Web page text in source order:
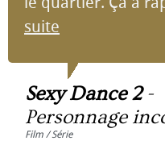
suite
Sexy Dance 2-
Personnage
Film / Série